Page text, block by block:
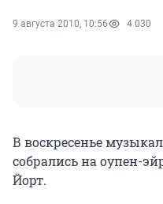
9 августа 2010, 10:56 4 030
В воскресенье
собрались на оупен-
Йорт.